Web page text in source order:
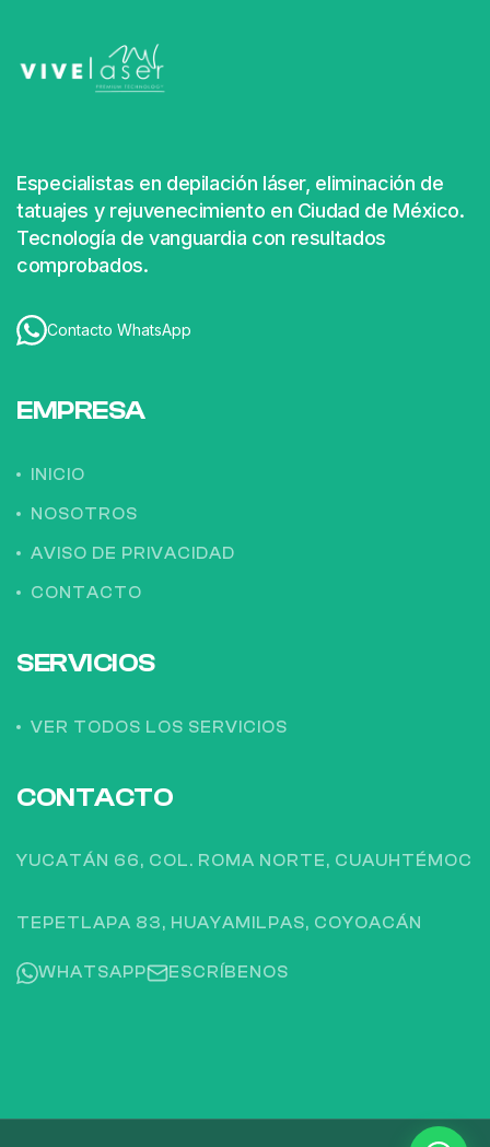
Especialistas en depilación láser, eliminación de
tatuajes y rejuvenecimiento en Ciudad de México.
Tecnología de vanguardia con resultados
comprobados.
Contacto WhatsApp
EMPRESA
INICIO
NOSOTROS
AVISO DE PRIVACIDAD
CONTACTO
SERVICIOS
VER TODOS LOS SERVICIOS
CONTACTO
YUCATÁN 66, COL. ROMA NORTE, CUAUHTÉMOC
TEPETLAPA 83, HUAYAMILPAS, COYOACÁN
WHATSAPP ESCRÍBENOS